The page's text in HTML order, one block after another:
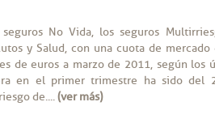
No Vida, los seguros
y Salud, con una cuota de
de euros a marzo de 2011, según los
en el primer trimestre ha sido del
de....(ver más)